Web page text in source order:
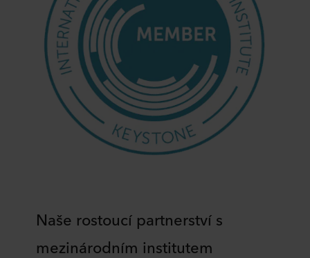
Naše rostoucí partnerství s
mezinárodním institutem